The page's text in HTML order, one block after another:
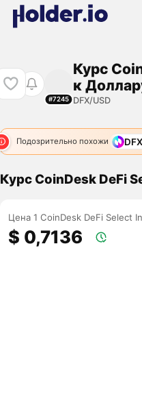
#7245
Курс
к
DFX/USD
Подозрительно похожи DFX
Курс CoinDesk DeFi
Цена 1 CoinDesk DeFi Select
$ 0,7136